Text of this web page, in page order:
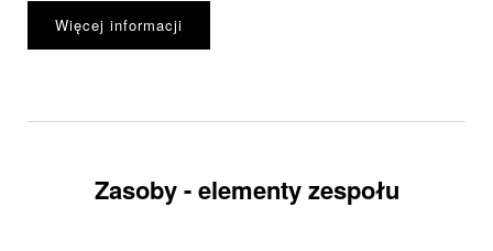
Więcej informacji
Zasoby - elementy zespołu